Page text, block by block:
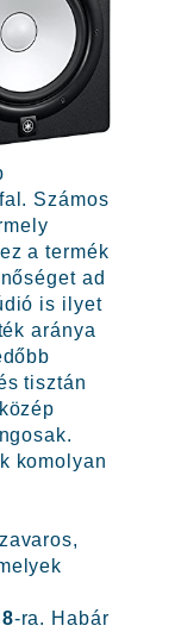
Számos
a termék
ad
is ilyet
aránya
tisztán
komolyan
-ra. Habár